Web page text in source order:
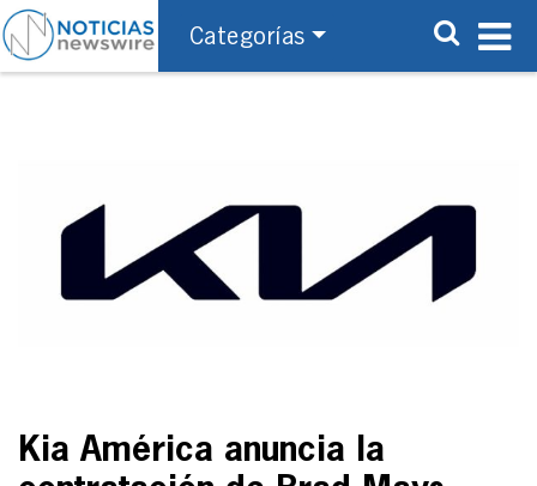
Categorías
Kia América anuncia la